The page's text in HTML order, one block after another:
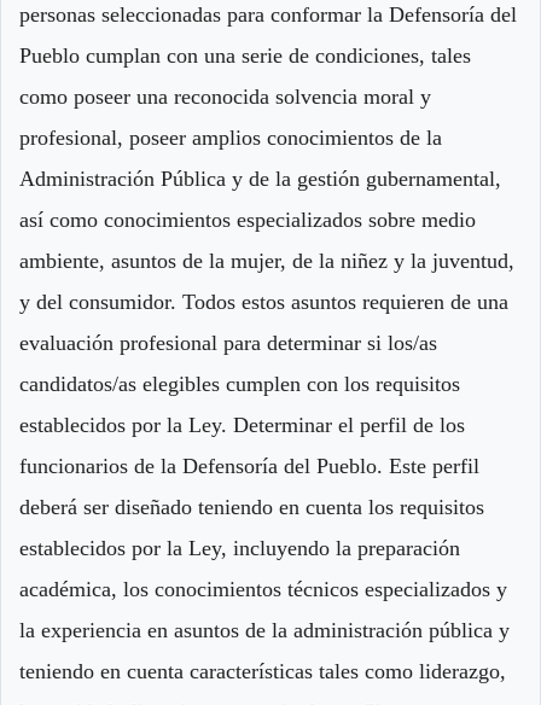
personas seleccionadas para conformar la Defensoría del
Pueblo cumplan con una serie de condiciones, tales
como poseer una reconocida solvencia moral y
profesional, poseer amplios conocimientos de la
Administración Pública y de la gestión gubernamental,
así como conocimientos especializados sobre medio
ambiente, asuntos de la mujer, de la niñez y la juventud,
y del consumidor. Todos estos asuntos requieren de una
evaluación profesional para determinar si los/as
candidatos/as elegibles cumplen con los requisitos
establecidos por la Ley. Determinar el perfil de los
funcionarios de la Defensoría del Pueblo. Este perfil
deberá ser diseñado teniendo en cuenta los requisitos
establecidos por la Ley, incluyendo la preparación
académica, los conocimientos técnicos especializados y
la experiencia en asuntos de la administración pública y
teniendo en cuenta características tales como liderazgo,